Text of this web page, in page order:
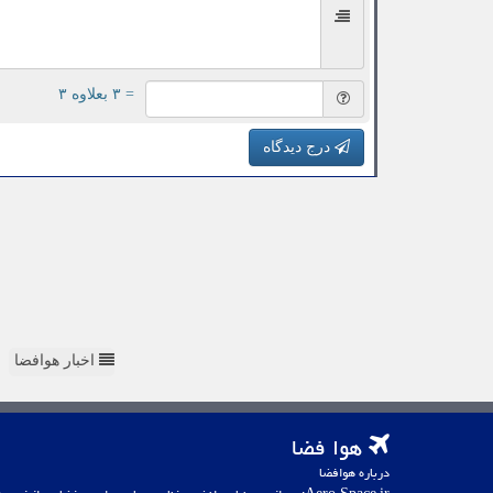
= ۳ بعلاوه ۳
درج دیدگاه
اخبار هوافضا
هوا فضا
درباره هوافضا